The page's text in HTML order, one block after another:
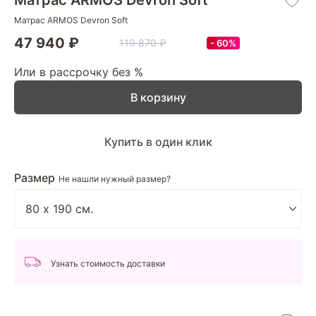
Матрас ARMOS Devron Soft
47 940 ₽ 119 870 ₽ 60%
Или в рассрочку без %
Размер Не нашли нужный размер?
В корзину
Купить в один клик
Узнать стоимость доставки